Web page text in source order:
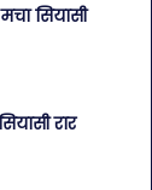
सियासी
रार